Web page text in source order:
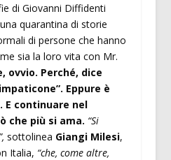
di Giovanni Diffidenti
quarantina di storie
di persone che hanno
sia la loro vita con Mr.
ovvio. Perché, dice
Eppure è
E continuare nel
che più si ama. “Si
sottolinea Giangi Milesi,
Italia, “che, come altre,